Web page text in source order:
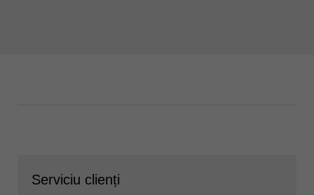
Serviciu clienți